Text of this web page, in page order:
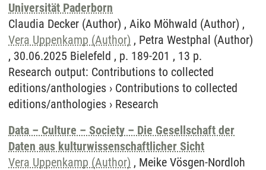
Universität Paderborn
Claudia Decker (Author) , Aiko Möhwald (Author) ,
Vera Uppenkamp (Author) , Petra Westphal (Author)
, 30.06.2025 Bielefeld , p. 189-201 , 13 p.
Research output: Contributions to collected
editions/anthologies › Contributions to collected
editions/anthologies › Research
Data – Culture – Society – Die Gesellschaft der
Daten aus kulturwissenschaftlicher Sicht
Vera Uppenkamp (Author) , Meike Vösgen-Nordloh